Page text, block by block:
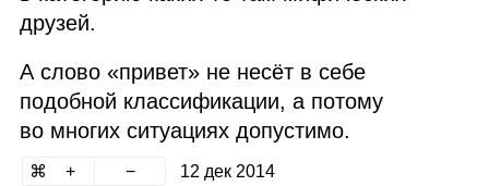
друзей.
А слово «привет» не несёт в себе
подобной классификации, а потому
во многих ситуациях допустимо.
12 дек 2014